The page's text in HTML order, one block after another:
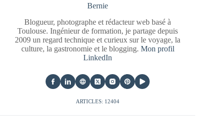
Bernie
Blogueur, photographe et rédacteur web basé à
Toulouse. Ingénieur de formation, je partage depuis
2009 un regard technique et curieux sur le voyage, la
culture, la gastronomie et le blogging. Mon profil
LinkedIn
ARTICLES: 12404